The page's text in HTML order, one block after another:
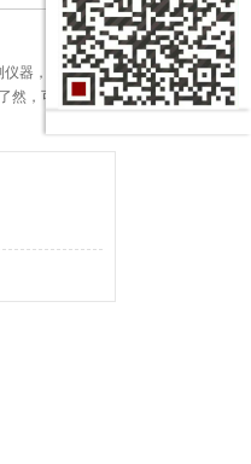
仪器，拥有抗干
然，可以使您的